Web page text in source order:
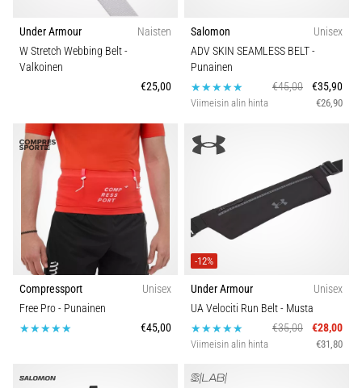
Under Armour
Naisten
W Stretch Webbing Belt-
Valkoinen
€25,00
Salomon
Unisex
ADV SKIN SEAMLESS BELT-
Punainen
€45,00
€35,90
Viimeisin alin hinta €26,90
Compressport
Unisex
Free Pro- Punainen
€45,00
-12%
Under Armour
Unisex
UA Velociti Run Belt- Musta
€35,00
€28,00
Viimeisin alin hinta €31,80